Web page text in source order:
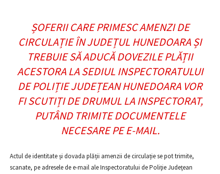
ȘOFERII CARE PRIMESC AMENZI DE
CIRCULAȚIE ÎN JUDEȚUL HUNEDOARA ȘI
TREBUIE SĂ ADUCĂ DOVEZILE PLĂȚII
ACESTORA LA SEDIUL INSPECTORATULUI
DE POLIȚIE JUDEȚEAN HUNEDOARA VOR
FI SCUTIȚI DE DRUMUL LA INSPECTORAT,
PUTÂND TRIMITE DOCUMENTELE
NECESARE PE E-MAIL.
Actul de identitate și dovada plății amenzii de circulație se pot trimite,
scanate, pe adresele de e-mail ale Inspectoratului de Poliţie Judeţean